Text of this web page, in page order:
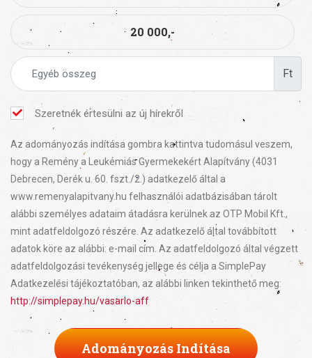
20 000,-
Ft
Szeretnék értesülni az új hírekről
Az adományozás indítása gombra kattintva tudomásul veszem,
hogy a Remény a Leukémiás Gyermekekért Alapítvány (4031
Debrecen, Derék u. 60. fszt./2.) adatkezelő által a
www.remenyalapitvany.hu felhasználói adatbázisában tárolt
alábbi személyes adataim átadásra kerülnek az OTP Mobil Kft.,
mint adatfeldolgozó részére. Az adatkezelő által továbbított
adatok köre az alábbi: e-mail cím. Az adatfeldolgozó által végzett
adatfeldolgozási tevékenység jellege és célja a SimplePay
Adatkezelési tájékoztatóban, az alábbi linken tekinthető meg:
http://simplepay.hu/vasarlo-aff
Adományozás Indítása